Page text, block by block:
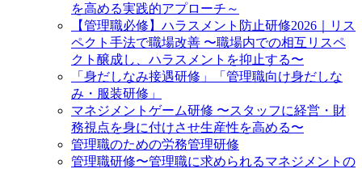
を高める実践的アプローチ～
【管理職必修】ハラスメント防止研修2026｜リス
ペクト手法で職場改善 〜職場内での相互リスペ
クト醸成し、ハラスメントを抑止する〜
「身だしなみ接遇研修」「管理職向け身だしな
み・服装研修」
マネジメントゲーム研修 〜スタッフに経営・財
務視点を身に付けさせ生産性を高める〜
管理職のための労務管理研修
管理職研修〜管理職に求められるマネジメントの